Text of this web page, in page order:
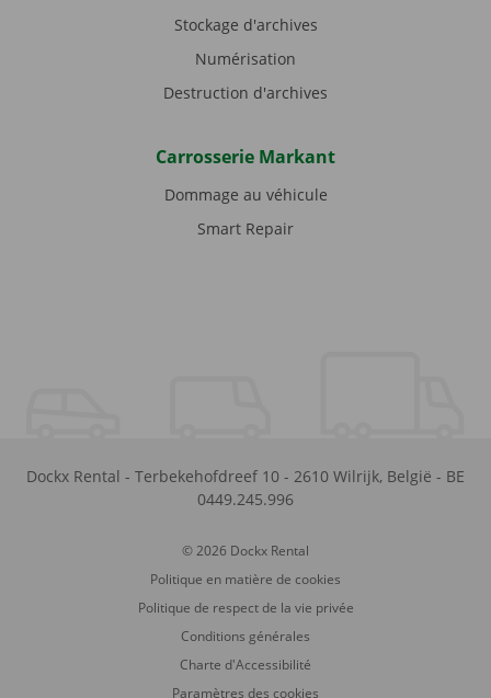
Stockage d'archives
Numérisation
Destruction d'archives
Carrosserie Markant
Dommage au véhicule
Smart Repair
Dockx Rental - Terbekehofdreef 10 - 2610 Wilrijk, België - BE
0449.245.996
© 2026 Dockx Rental
Politique en matière de cookies
Politique de respect de la vie privée
Conditions générales
Charte d'Accessibilité
Paramètres des cookies